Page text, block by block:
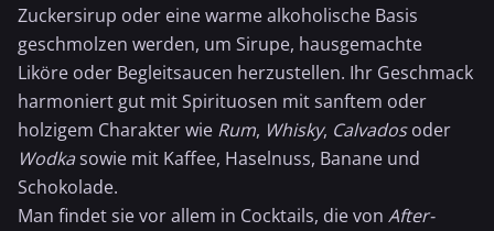
Zuckersirup oder eine warme alkoholische Basis
geschmolzen werden, um Sirupe, hausgemachte
Liköre oder Begleitsaucen herzustellen. Ihr Geschmack
harmoniert gut mit Spirituosen mit sanftem oder
holzigem Charakter wie Rum, Whisky, Calvadosoder
Wodkasowie mit Kaffee, Haselnuss, Banane und
Schokolade.
Man findet sie vor allem in Cocktails, die von After-